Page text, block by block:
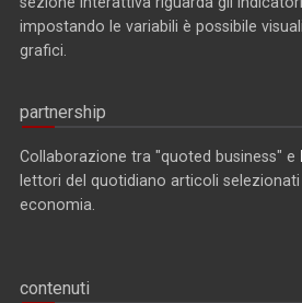
impostando le variabili è possibile
grafici.
partnership
Collaborazione tra "quoted business" e
lettori del quotidiano articoli
economia.
contenuti